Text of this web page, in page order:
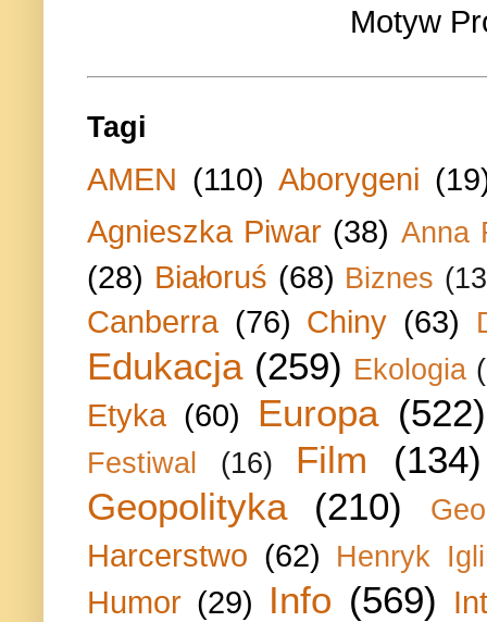
Motyw
Tagi
AMEN (110) Aborygeni
Agnieszka Piwar (38) Anna
(28) Białoruś (68) Biznes
Canberra (76) Chiny (63)
Edukacja (259) Ekologia
Etyka (60) Europa (522)
Festiwal (16) Film
(134)
Geopolityka
(210)
Harcerstwo (62) Henryk
Humor (29) Info (569)